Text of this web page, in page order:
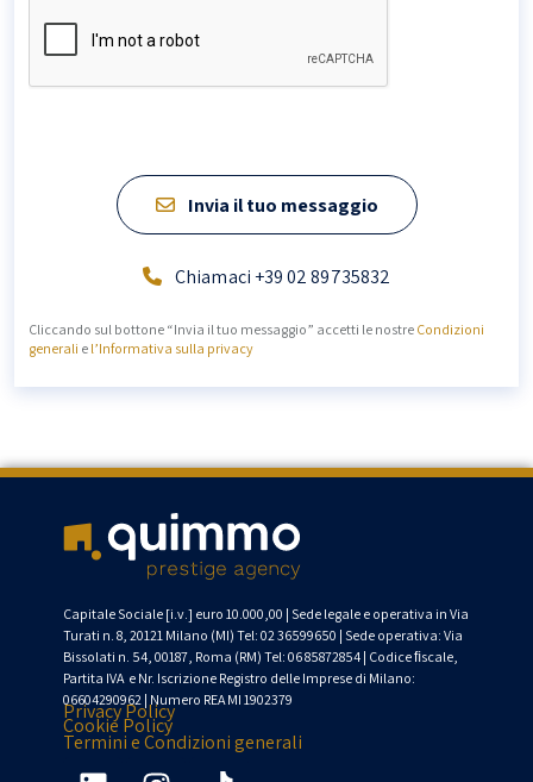
Invia il tuo messaggio
Chiamaci +39 02 89735832
Cliccando sul bottone “Invia il tuo messaggio” accetti le nostre Condizioni
generali e l’Informativa sulla privacy
Capitale Sociale [i.v .] euro 10.000,00 | Sede legale e operativa in Via
Turati n. 8, 20121 Milano (MI) Tel: 02 36599650 | Sede operativa: Via
Bissolati n. 54, 00187, Roma (RM) Tel: 06 85872854 | Codiceﬁscale
Partita IVA e Nr. Iscrizione Registro delle Imprese di Milano:
06604290962 | Numero REA MI 1902379
Privacy Policy
Cookie Policy
Termini e Condizioni generali